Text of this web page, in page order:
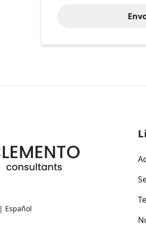
| Español